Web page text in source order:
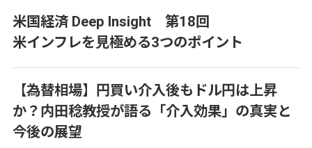
米国経済 Deep Insight 第18回
米インフレを見極める3つのポイント
【為替相場】円買い介入後もドル円は上昇
か？内田稔教授が語る「介入効果」の真実と
今後の展望